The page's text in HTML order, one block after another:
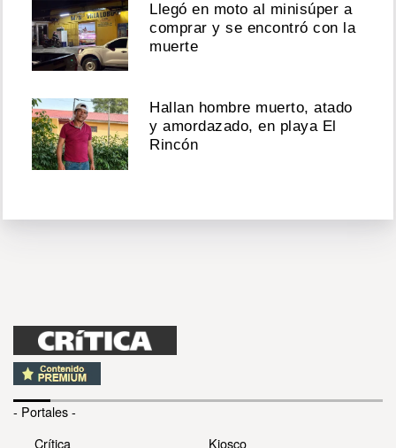
Llegó en moto al minisúper a
comprar y se encontró con la
muerte
Hallan hombre muerto, atado
y amordazado, en playa El
Rincón
- Portales -
Crítica
Kiosco